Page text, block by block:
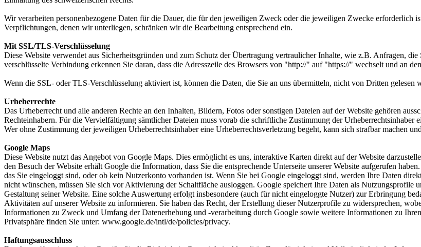
Wir verarbeiten personenbezogene Daten für die Dauer, die für den jeweiligen Zweck oder die jeweiligen Zwecke erforderlich
Verpflichtungen, denen wir unterliegen, schränken wir die Bearbeitung entsprechend ein.
Mit SSL/TLS-Verschlüsselung
Diese Website verwendet aus Sicherheitsgründen und zum Schutz der Übertragung vertraulicher Inhalte, wie z.B. Anfragen,
verschlüsselte Verbindung erkennen Sie daran, dass die Adresszeile des Browsers von "http://" auf "https://" wechselt und an
Wenn die SSL- oder TLS-Verschlüsselung aktiviert ist, können die Daten, die Sie an uns übermitteln, nicht von Dritten gelesen
Urheberrechte
Das Urheberrecht und alle anderen Rechte an den Inhalten, Bildern, Fotos oder sonstigen Dateien auf der Website gehören
Rechteinhabern. Für die Vervielfältigung sämtlicher Dateien muss vorab die schriftliche Zustimmung der Urheberrechtsinhaber
Wer ohne Zustimmung der jeweiligen Urheberrechtsinhaber eine Urheberrechtsverletzung begeht, kann sich strafbar machen
Google Maps
Diese Website nutzt das Angebot von Google Maps. Dies ermöglicht es uns, interaktive Karten direkt auf der Website
den Besuch der Website erhält Google die Information, dass Sie die entsprechende Unterseite unserer Website aufgerufen
das Sie eingeloggt sind, oder ob kein Nutzerkonto vorhanden ist. Wenn Sie bei Google eingeloggt sind, werden Ihre Daten
nicht wünschen, müssen Sie sich vor Aktivierung der Schaltfläche ausloggen. Google speichert Ihre Daten als
Gestaltung seiner Website. Eine solche Auswertung erfolgt insbesondere (auch für nicht eingeloggte Nutzer) zur Erbringung
Aktivitäten auf unserer Website zu informieren. Sie haben das Recht, der Erstellung dieser Nutzerprofile zu widersprechen,
Informationen zu Zweck und Umfang der Datenerhebung und -verarbeitung durch Google sowie weitere Informationen zu
Privatsphäre finden Sie unter: www.google.de/intl/de/policies/privacy.
Haftungsausschluss